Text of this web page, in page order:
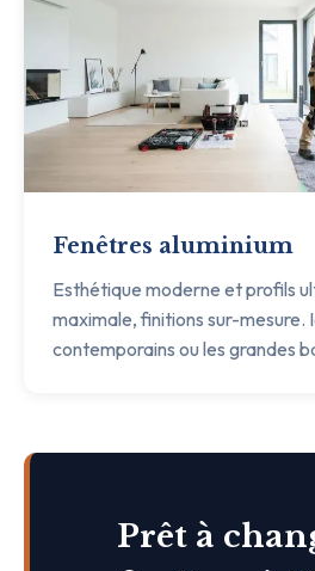
Fenêtres aluminium
Esthétique moderne et profils
maximale, finitions sur-mesure.
contemporains ou les grandes
Prêt à